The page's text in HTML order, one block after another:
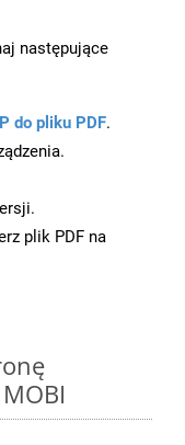
następujące
do pliku PDF.
plik PDF na